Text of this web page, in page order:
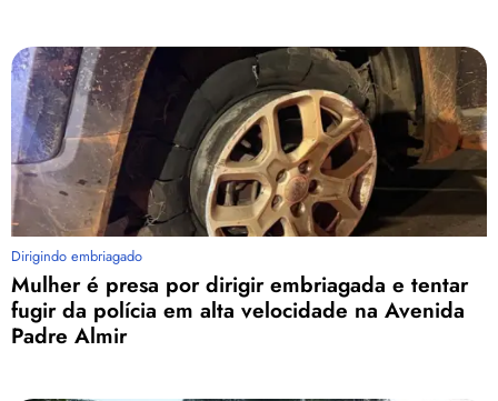
Dirigindo embriagado
Mulher é presa por dirigir embriagada e tentar
fugir da polícia em alta velocidade na Avenida
Padre Almir